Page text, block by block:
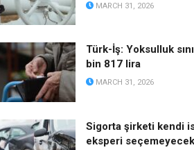
MARCH 31, 2026
Türk-İş: Yoksulluk
bin 817 lira
MARCH 31, 2026
Sigorta şirketi kendi
eksperi seçemeyecek